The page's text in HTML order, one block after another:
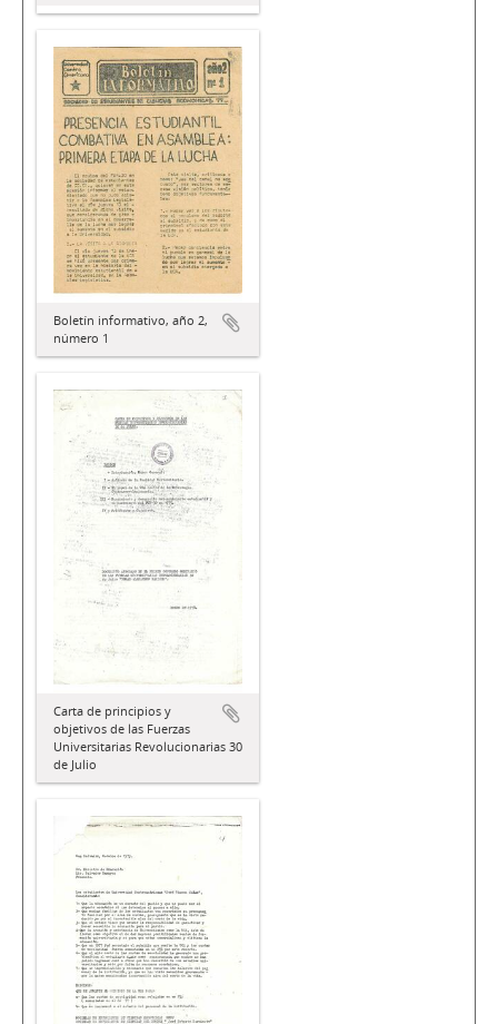
Boletín informativo, año 2,
número 1
Carta de principios y
objetivos de las Fuerzas
Universitarias Revolucionarias 30
de Julio